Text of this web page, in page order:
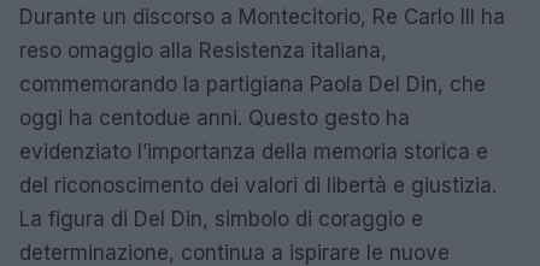
Durante un discorso a Montecitorio, Re Carlo III ha
reso omaggio alla Resistenza italiana,
commemorando la partigiana Paola Del Din, che
oggi ha centodue anni. Questo gesto ha
evidenziato l’importanza della memoria storica e
del riconoscimento dei valori di libertà e giustizia.
La figura di Del Din, simbolo di coraggio e
determinazione, continua a ispirare le nuove